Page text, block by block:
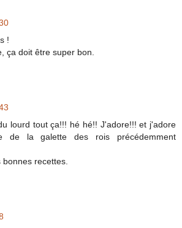
!
ça doit être super bon.
lourd tout ça!!! hé hé!! J'adore!!! et j'adore
de la galette des rois précédemment
recettes.